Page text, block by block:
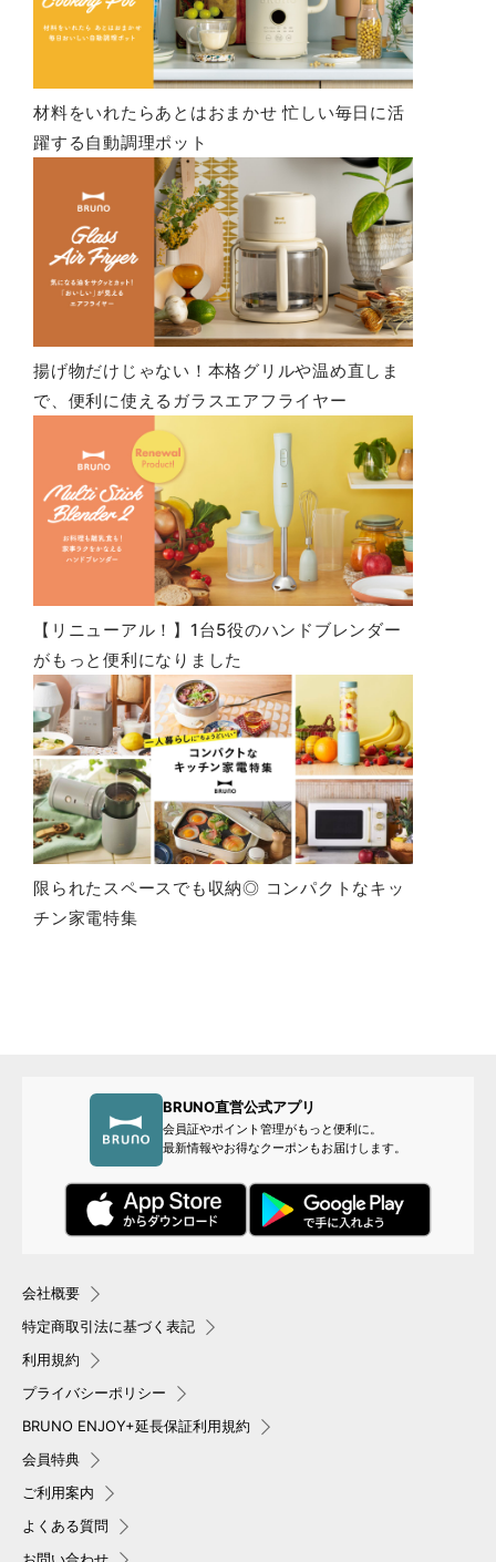
材料をいれたらあとはおまかせ 忙しい毎日に活
躍する自動調理ポット
揚げ物だけじゃない！本格グリルや温め直しま
で、便利に使えるガラスエアフライヤー
【リニューアル！】1台5役のハンドブレンダー
がもっと便利になりました
限られたスペースでも収納◎ コンパクトなキッ
チン家電特集
BRUNO直営公式アプリ
会員証やポイント管理がもっと便利に。
最新情報やお得なクーポンもお届けします。
会社概要
特定商取引法に基づく表記
利用規約
プライバシーポリシー
BRUNO ENJOY+延長保証利用規約
会員特典
ご利用案内
よくある質問